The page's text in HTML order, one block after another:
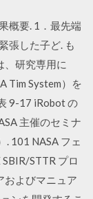
概要. 1．最先端
張した子ど. も
、研究専用に
Tim System）を
9-17 iRobot の
主催のセミナ
101 NASA フェ
STTR プロ
およびマニュア